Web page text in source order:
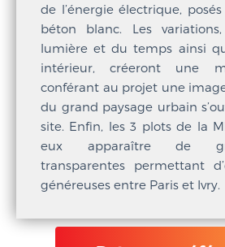
de l’énergie électrique,
béton blanc. Les
lumière et du temps ainsi
intérieur, créeront une
conférant au projet une
du grand paysage urbain
site. Enfin, les 3 plots de la
eux apparaître de
transparentes permettant
généreuses entre Paris et Ivry.